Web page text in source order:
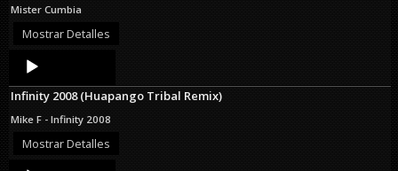
Mister Cumbia
Mostrar Detalles
Audio
Player
Infinity 2008 (Huapango Tribal Remix)
Mike F - Infinity 2008
Mostrar Detalles
Audio